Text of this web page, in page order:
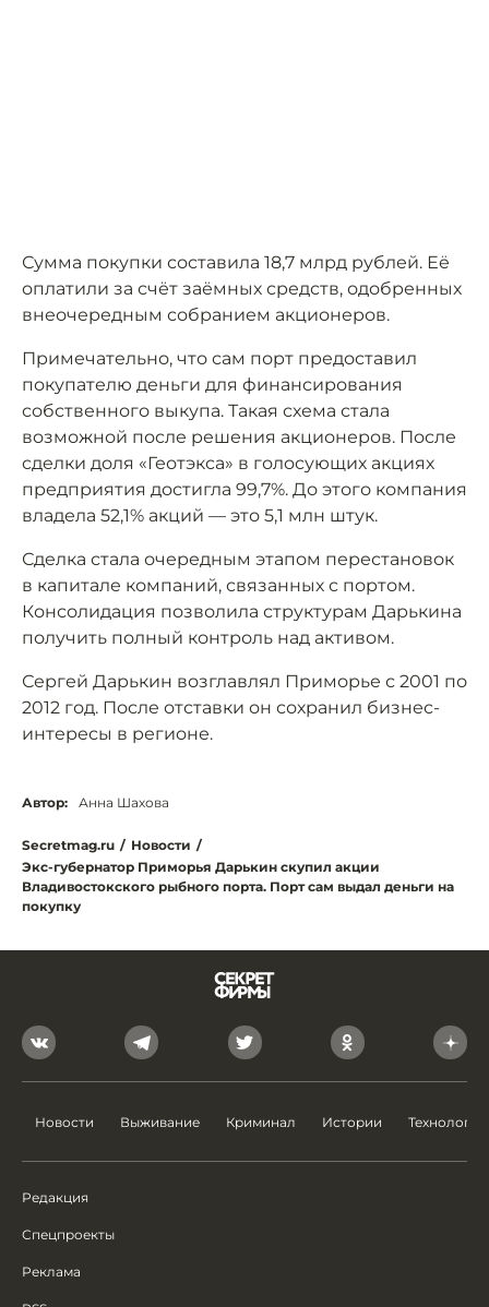
Сумма покупки составила 18,7 млрд рублей. Её
оплатили за счёт заёмных средств, одобренных
внеочередным собранием акционеров.
Примечательно, что сам порт предоставил
покупателю деньги для финансирования
собственного выкупа. Такая схема стала
возможной после решения акционеров. После
сделки доля «Геотэкса» в голосующих акциях
предприятия достигла 99,7%. До этого компания
владела 52,1% акций — это 5,1 млн штук.
Сделка стала очередным этапом перестановок
в капитале компаний, связанных с портом.
Консолидация позволила структурам Дарькина
получить полный контроль над активом.
Сергей Дарькин возглавлял Приморье с 2001 по
2012 год. После отставки он сохранил бизнес-
интересы в регионе.
Автор: Анна Шахова
Secretmag.ru / Новости /
Экс-губернатор Приморья Дарькин скупил акции
Владивостокского рыбного порта. Порт сам выдал деньги на
покупку
Новости Выживание Криминал Истории Технологии
Редакция
Спецпроекты
Реклама